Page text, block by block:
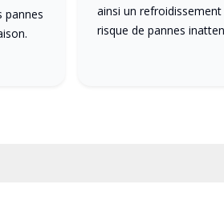
pannes
ainsi un
risque de pannes